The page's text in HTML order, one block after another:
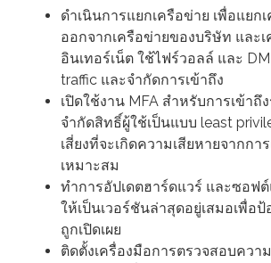
ดำเนินการแยกเครือข่าย เพื่อแยก
ออกจากเครือข่ายของบริษัท และเ
อินเทอร์เน็ต ใช้ไฟร์วอลล์ และ
traffic และจำกัดการเข้าถึง
เปิดใช้งาน MFA สำหรับการเข้าถึ
จำกัดสิทธิ์ผู้ใช้เป็นแบบ least
เสี่ยงที่จะเกิดความเสียหายจากกา
เหมาะสม
ทำการอัปเดตฮาร์ดแวร์ และซอฟ
ให้เป็นเวอร์ชันล่าสุดอยู่เสมอเพื่อ
ถูกเปิดเผย
ติดตั้งเครื่องมือการตรวจสอบควา